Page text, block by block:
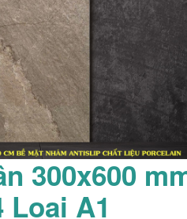
300x600
Loại A1